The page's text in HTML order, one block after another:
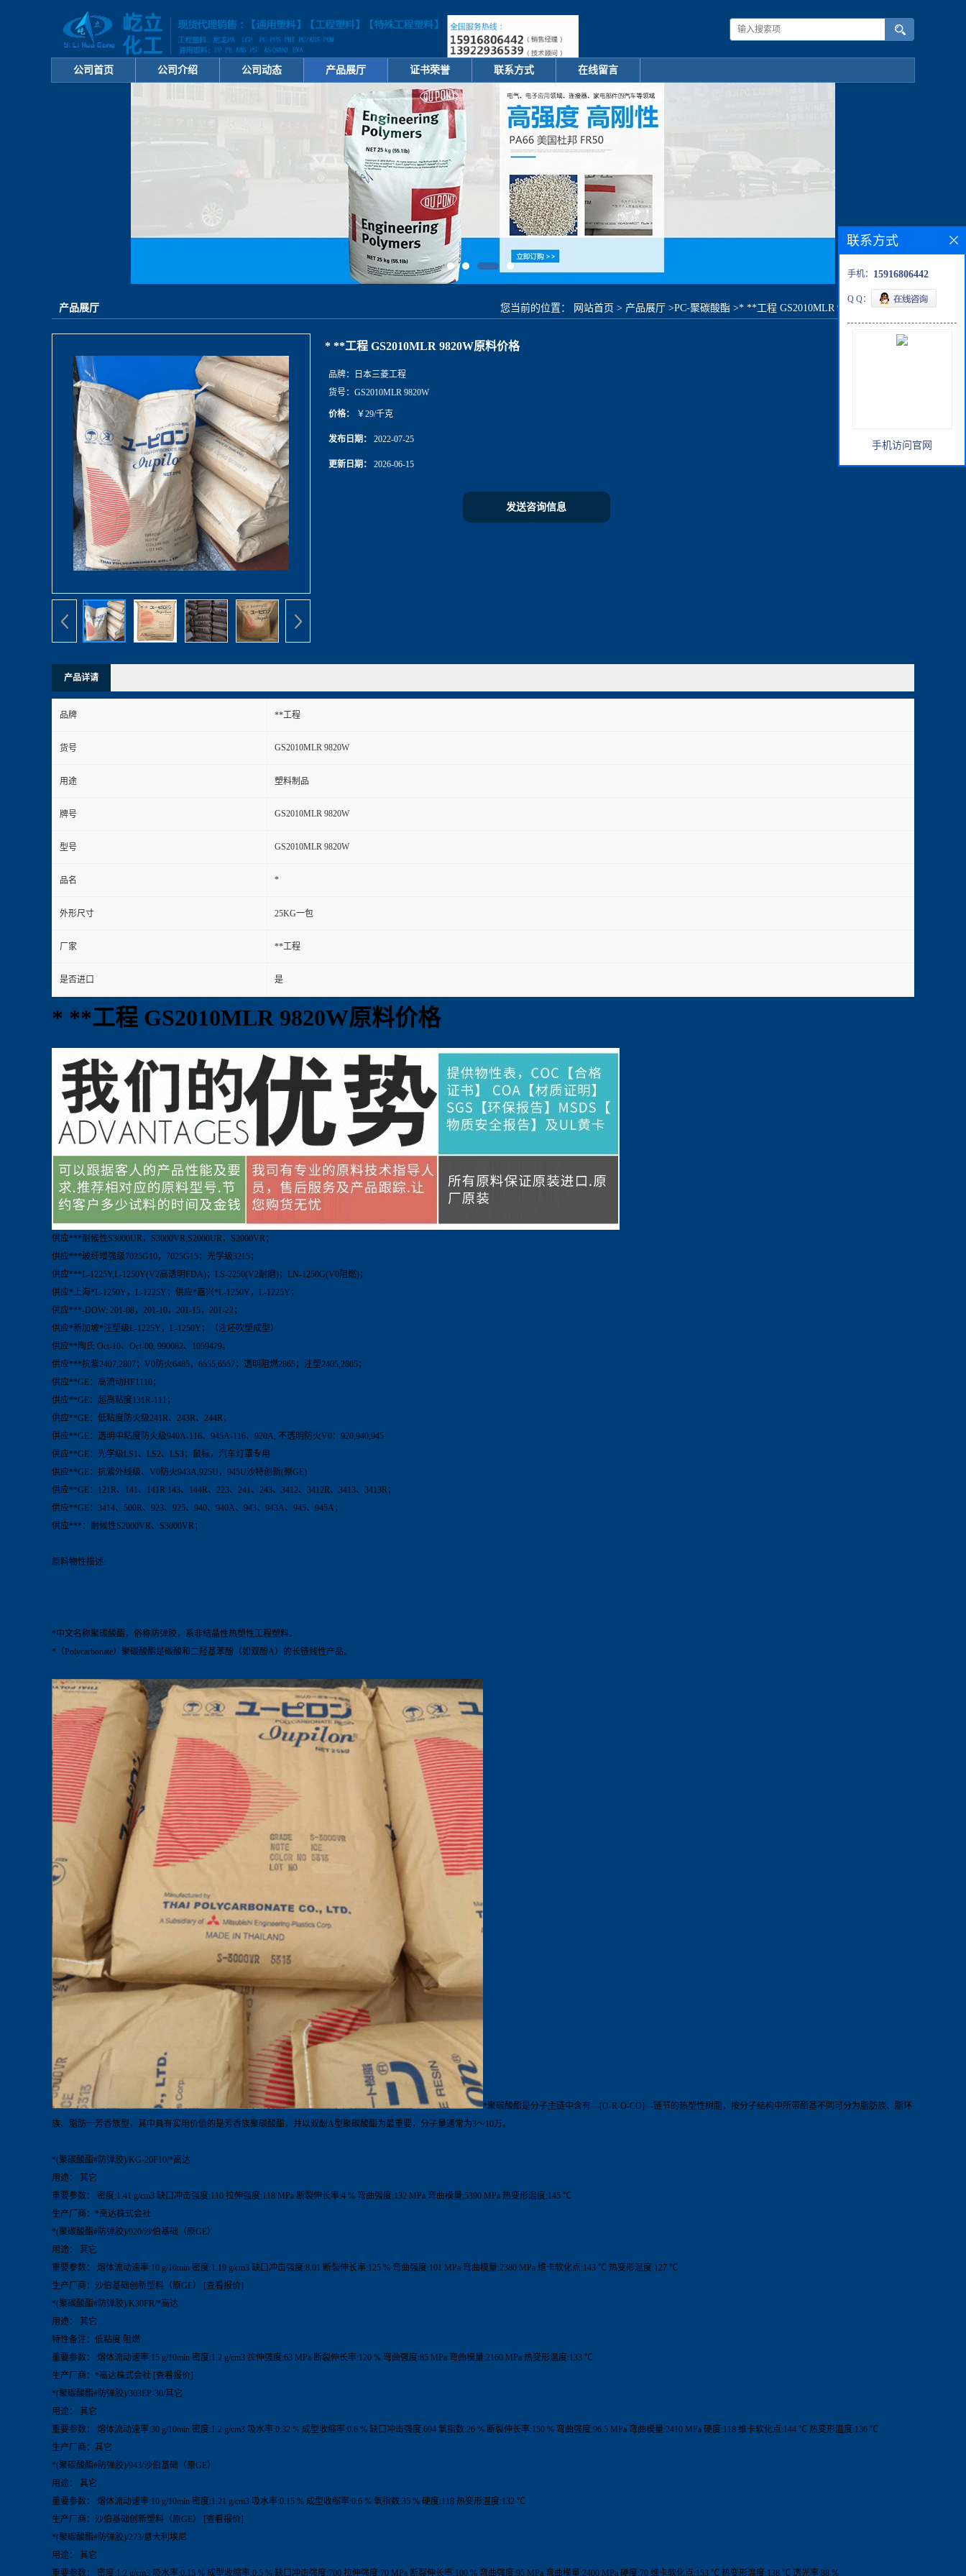
公司首页 公司介绍 公司动态 产品展厅 证书荣誉 联系方式 在线留言
产品展厅 您当前的位置： 网站首页 > 产品展厅 >PC-聚碳酸酯 >* **工程 GS2010MLR 9820W原料价格
* **工程 GS2010MLR 9820W原料价格
品牌：
日本三菱工程
货号： GS2010MLR 9820W
价格： ￥29/千克
发布日期： 2022-07-25
更新日期： 2026-06-15
发送咨询信息
产品详请
品牌 **工程
货号 GS2010MLR 9820W
用途 塑料制品
牌号 GS2010MLR 9820W
型号 GS2010MLR 9820W
品名 *
外形尺寸 25KG一包
厂家 **工程
是否进口 是
* **工程 GS2010MLR 9820W原料价格
供应***耐候性S3000UR，S3000VR,S2000UR，S2000VR；
供应***玻纤增强级7025G10，7025G15；光学级3215；
供应***L-1225Y,L-1250Y(V2高透明FDA)；LS-2250(V2耐磨)；LN-1250G(V0阻燃)；
供应*上海*L-1250Y，L-1225Y；供应*嘉兴*L-1250Y，L-1225Y；
供应***-DOW: 201-08，201-10，201-15，201-22；
供应*新加坡*注塑级L-1225Y，L-1250Y；（注坯吹塑成型）
供应**陶氏 Oct-10、Oct-00, 990082、1059479。
供应***抗紫2407,2807；V0防火6485，6555,6557；透明阻燃2865；注塑2405,2805；
供应**GE：高流动HF1110；
供应**GE：超高粘度131R-111；
供应**GE：低粘度防火级241R、243R、244R；
供应**GE：透明中粘度防火级940A-116、945A-116、920A, 不透明防火V0：920,940,945
供应**GE：光学级LS1、LS2、LS3；鼠标，汽车灯罩专用
供应**GE：抗紫外线级、V0防火943A,925U，945U沙特创新(原GE)
供应**GE：121R、141、141R 143、144R、223、241、243、3412、3412R、3413、3413R；
供应**GE：3414、500R、923、925、940、940A、943、943A、945、945A；
供应***：耐候性S2000VR、S3000VR；
原料物性描述:
*中文名称聚碳酸酯，俗称防弹胶，系非结晶性热塑性工程塑料。
*（Polycarbonate）聚碳酸酯是碳酸和二羟基苯酚（如双酚A）的长链线性产品。
*聚碳酸酯是分子主链中含有—[O-R-O-CO]—链节的热塑性树脂，按分子结构中所带酯基不同可分为脂肪族、脂环
族、脂肪一芳香族型，其中具有实用价值的是芳香族聚碳酸酯，并以双酚A型聚碳酸酯为最重要，分子量通常为3～10万。
*(聚碳酸酯#防弹胶)/KG-20F10/*高达
用途： 其它
重要参数： 密度:1.41 g/cm3 缺口冲击强度:110 拉伸强度:118 MPa 断裂伸长率:4 % 弯曲强度:132 MPa 弯曲模量:5390 MPa 热变形温度:145 ℃
生产厂商：*高达株式会社
*(聚碳酸酯#防弹胶)/920/沙伯基础（原GE）
用途： 其它
重要参数： 熔体流动速率:10 g/10min 密度:1.19 g/cm3 缺口冲击强度:8.01 断裂伸长率:125 % 弯曲强度:101 MPa 弯曲模量:2380 MPa 维卡软化点:143 ℃ 热变形温度:127 ℃
生产厂商：沙伯基础创新塑料（原GE） [查看报价]
*(聚碳酸酯#防弹胶)/K30FR/*高达
用途： 其它
特性备注：低粘度 阻燃
重要参数： 熔体流动速率:15 g/10min 密度:1.2 g/cm3 拉伸强度:63 MPa 断裂伸长率:120 % 弯曲强度:85 MPa 弯曲模量:2160 MPa 热变形温度:133 ℃
生产厂商：*高达株式会社 [查看报价]
*(聚碳酸酯#防弹胶)/303EP-30/其它
用途： 其它
重要参数： 熔体流动速率:30 g/10min 密度:1.2 g/cm3 吸水率:0.32 % 成型收缩率:0.6 % 缺口冲击强度:694 氧指数:26 % 断裂伸长率:150 % 弯曲强度:96.5 MPa 弯曲模量:2410 MPa 硬度:118 维卡软化点:144 ℃ 热变形温度:136 ℃
生产厂商：其它
*(聚碳酸酯#防弹胶)/943/沙伯基础（原GE）
用途： 其它
重要参数： 熔体流动速率:10 g/10min 密度:1.21 g/cm3 吸水率:0.15 % 成型收缩率:0.6 % 氧指数:35 % 硬度:118 热变形温度:132 ℃
生产厂商：沙伯基础创新塑料（原GE） [查看报价]
*(聚碳酸酯#防弹胶)/273/意大利埃尼
用途： 其它
重要参数： 密度:1.2 g/cm3 吸水率:0.15 % 成型收缩率:0.5 % 缺口冲击强度:700 拉伸强度:70 MPa 断裂伸长率:100 % 弯曲强度:95 MPa 弯曲模量:2400 MPa 硬度:70 维卡软化点:153 ℃ 热变形温度:138 ℃ 透光率:88 %
联系方式
手机： 15916806442
Q Q：
手机访问官网